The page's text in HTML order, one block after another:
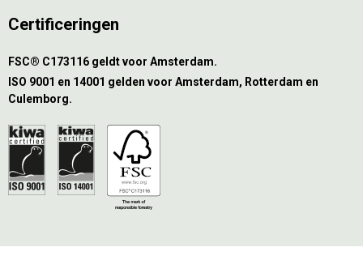
Certificeringen
FSC® C173116 geldt voor Amsterdam.
ISO 9001 en 14001 gelden voor Amsterdam, Rotterdam en
Culemborg.